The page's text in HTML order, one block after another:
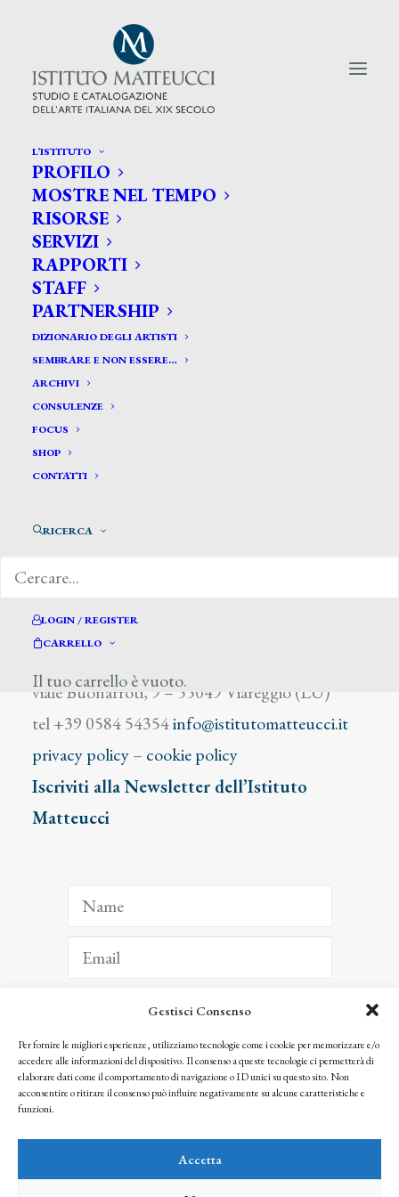
Gestisci Consenso
Per fornire le migliori esperienze, utilizziamo tecnologie come i cookie per memorizzare e/o
accedere alle informazioni del dispositivo. Il consenso a queste tecnologie ci permetterà di
elaborare dati come il comportamento di navigazione o ID unici su questo sito. Non
acconsentire o ritirare il consenso può influire negativamente su alcune caratteristiche e
funzioni.
Accetta
L’ISTITUTO
PROFILO
MOSTRE NEL TEMPO
RISORSE
SERVIZI
RAPPORTI
STAFF
PARTNERSHIP
DIZIONARIO DEGLI ARTISTI
SEMBRARE E NON ESSERE…
ARCHIVI
CONSULENZE
FOCUS
SHOP
CONTATTI
RICERCA
LOGIN / REGISTER
CARRELLO
Il tuo carrello è vuoto.
CERCA TRA GLI ARTISTI:
Search
for:
Marony
viale Buonarroti, 9 – 55049 Viareggio (LU)
tel +39 0584 54354info@istitutomatteucci.it
privacy policy– cookie policy
Iscriviti alla Newsletter dell’Istituto
Matteucci
ISCRIVITI
Facendo clic per iscriverti, riconosci che le tue informazioni saranno trattate
seguendo la nostra Privacy Policy
© 2025 Istituto Matteucci. All right reserved
l’autorizzazione scritta dei proprietari dei diritti e dell’Istituto Matteucci